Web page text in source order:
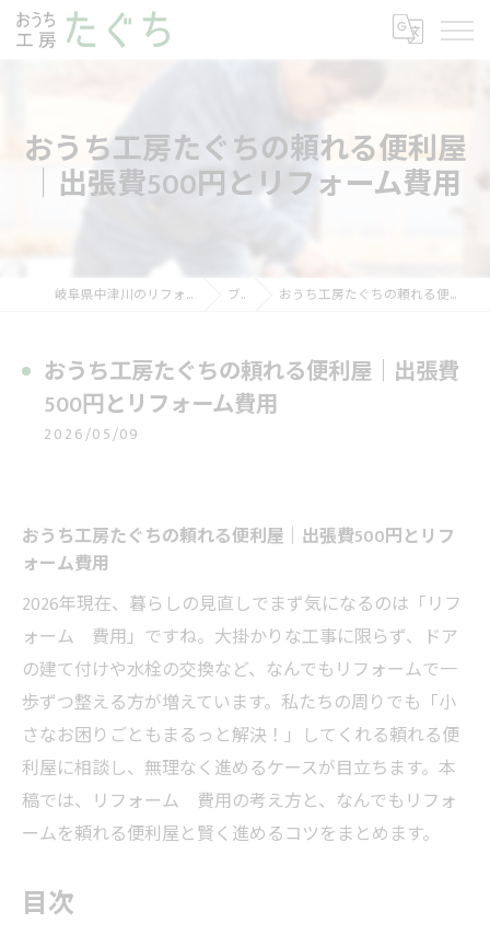
おうち工房たぐちの頼れる便利屋
｜出張費500円とリフォーム費用
岐阜県中津川のリフォームならおうち工房たぐち ブログ おうち工房たぐちの頼れる便利屋｜出張費500円とリフォーム費用
おうち工房たぐちの頼れる便利屋｜出張費
500円とリフォーム費用
2026/05/09
おうち工房たぐちの頼れる便利屋｜出張費500円とリフ
ォーム費用
2026年現在、暮らしの見直しでまず気になるのは「リフ
ォーム 費用」ですね。大掛かりな工事に限らず、ドア
の建て付けや水栓の交換など、なんでもリフォームで一
歩ずつ整える方が増えています。私たちの周りでも「小
さなお困りごともまるっと解決！」してくれる頼れる便
利屋に相談し、無理なく進めるケースが目立ちます。本
稿では、リフォーム 費用の考え方と、なんでもリフォ
ームを頼れる便利屋と賢く進めるコツをまとめます。
目次